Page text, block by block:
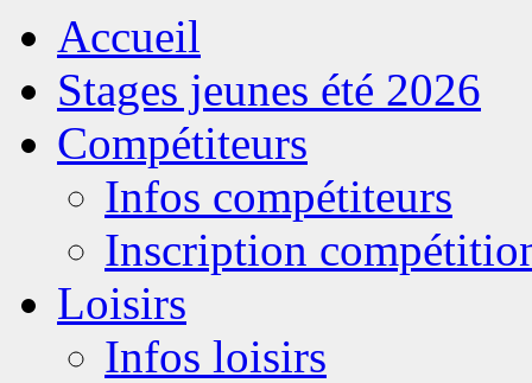
Accueil
Stages jeunes été 2026
Compétiteurs
Infos compétiteurs
Inscription
Loisirs
Infos loisirs